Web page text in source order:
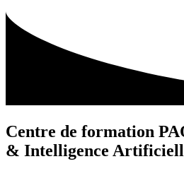
Centre de formation
& Intelligence